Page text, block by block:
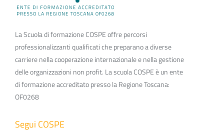
La Scuola di formazione COSPE offre percorsi
professionalizzanti qualificati che preparano a diverse
carriere nella cooperazione internazionale e nella gestione
delle organizzazioni non profit. La scuola COSPE è un ente
di formazione accreditato presso la Regione Toscana:
OF0268
Segui COSPE